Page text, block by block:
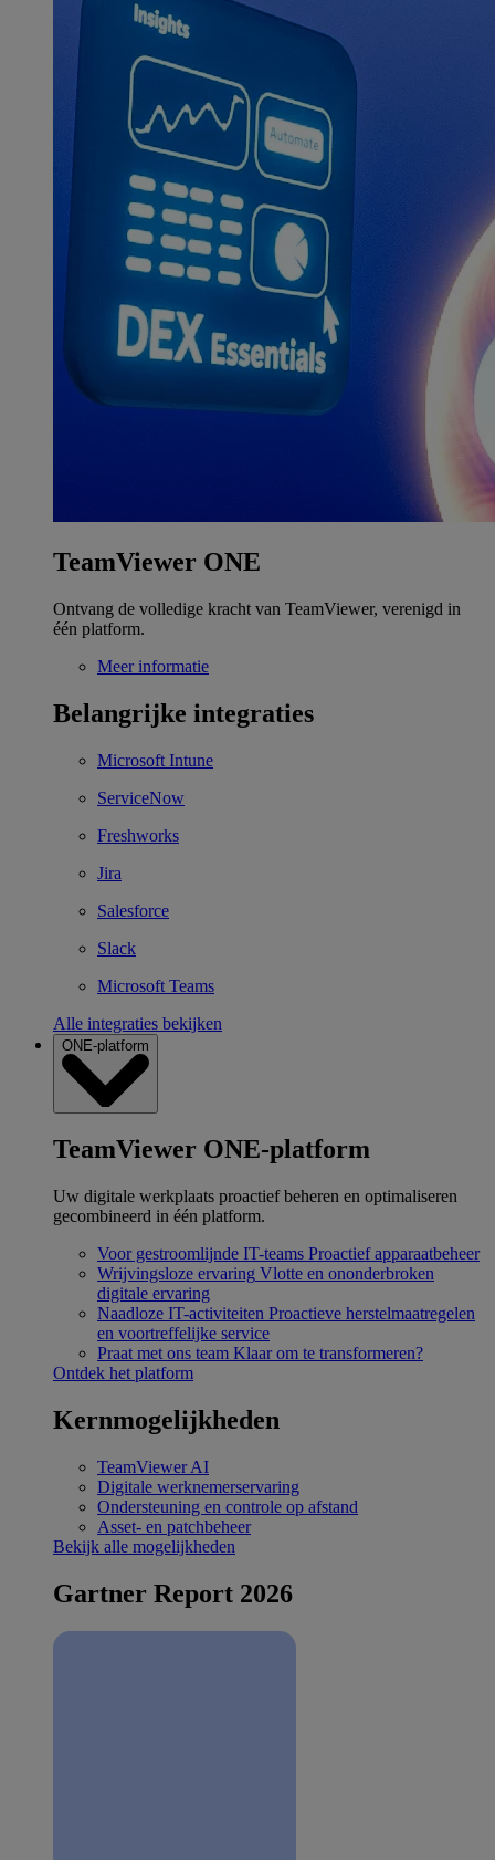
TeamViewer ONE
Ontvang de volledige kracht van TeamViewer, verenigd in
één platform.
Meer informatie
Belangrijke integraties
Microsoft Intune
ServiceNow
Freshworks
Jira
Salesforce
Slack
Microsoft Teams
Alle integraties bekijken
ONE-platform
TeamViewer ONE-platform
Uw digitale werkplaats proactief beheren en optimaliseren
gecombineerd in één platform.
Voor gestroomlijnde IT-teams Proactief apparaatbeheer
Wrijvingsloze ervaring Vlotte en ononderbroken
digitale ervaring
Naadloze IT-activiteiten Proactieve herstelmaatregelen
en voortreffelijke service
Praat met ons team Klaar om te transformeren?
Ontdek het platform
Kernmogelijkheden
TeamViewer AI
Digitale werknemerservaring
Ondersteuning en controle op afstand
Asset- en patchbeheer
Bekijk alle mogelijkheden
Gartner Report 2026